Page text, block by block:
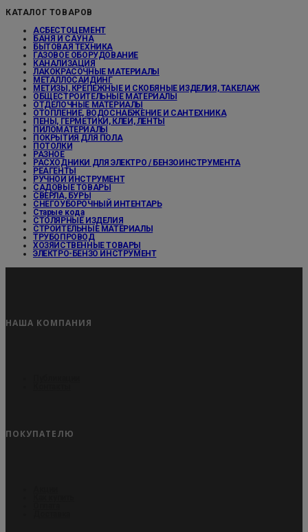
КАТАЛОГ ТОВАРОВ
АСБЕСТОЦЕМЕНТ
БАНЯ И САУНА
БЫТОВАЯ ТЕХНИКА
ГАЗОВОЕ ОБОРУДОВАНИЕ
КАНАЛИЗАЦИЯ
ЛАКОКРАСОЧНЫЕ МАТЕРИАЛЫ
МЕТАЛЛОСАЙДИНГ
МЕТИЗЫ, КРЕПЕЖНЫЕ И СКОБЯНЫЕ ИЗДЕЛИЯ, ТАКЕЛАЖ
ОБЩЕСТРОИТЕЛЬНЫЕ МАТЕРИАЛЫ
ОТДЕЛОЧНЫЕ МАТЕРИАЛЫ
ОТОПЛЕНИЕ, ВОДОСНАБЖЕНИЕ И САНТЕХНИКА
ПЕНЫ, ГЕРМЕТИКИ, КЛЕИ, ЛЕНТЫ
ПИЛОМАТЕРИАЛЫ
ПОКРЫТИЯ ДЛЯ ПОЛА
ПОТОЛКИ
РАЗНОЕ
РАСХОДНИКИ ДЛЯ ЭЛЕКТРО / БЕНЗОИНСТРУМЕНТА
РЕАГЕНТЫ
РУЧНОЙ ИНСТРУМЕНТ
САДОВЫЕ ТОВАРЫ
СВЕРЛА, БУРЫ
СНЕГОУБОРОЧНЫЙ ИНТЕНТАРЬ
Старые кода
СТОЛЯРНЫЕ ИЗДЕЛИЯ
СТРОИТЕЛЬНЫЕ МАТЕРИАЛЫ
ТРУБОПРОВОД
ХОЗЯЙСТВЕННЫЕ ТОВАРЫ
ЭЛЕКТРО-БЕНЗО ИНСТРУМЕНТ
НАША КОМПАНИЯ
ПОКУПАТЕЛЮ